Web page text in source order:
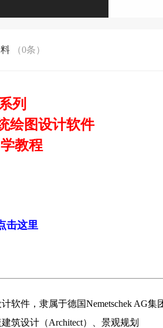
（0条）
列
绘图设计软件
教程
击这里
软件，隶属于德国Nemetschek AG集
筑设计（Architect）、景观规划